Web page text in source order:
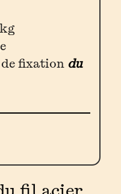
de fixation du